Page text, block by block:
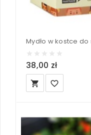
38,00 zł
local_grocery_store favorite_border